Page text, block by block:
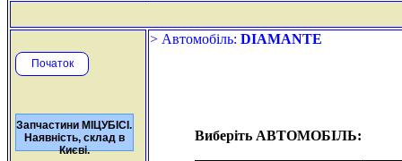
Початок
Запчастини МІЦУБІСІ.
Наявність, склад в
Києві.
> Автомобіль: DIAMANTE
Виберіть АВТОМОБІЛЬ: